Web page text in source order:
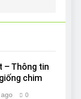
– Thông tin
chim
0